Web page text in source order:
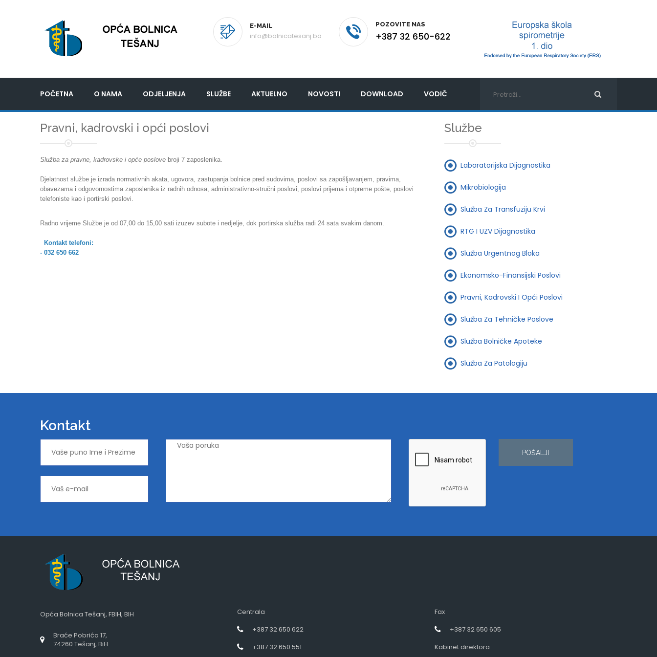
E-MAIL
info@bolnicatesanj.ba
POZOVITE NAS
+387 32 650-622
POČETNA O NAMA ODJELJENJA SLUŽBE AKTUELNO NOVOSTI DOWNLOAD VODIČ
Pravni, kadrovski i opći poslovi
Služba za pravne, kadrovske i opće poslove broji 7 zaposlenika.
Djelatnost službe je izrada normativnih akata, ugovora, zastupanja bolnice pred sudovima, poslovi sa zapošljavanjem, pravima,
obavezama i odgovornostima zaposlenika iz radnih odnosa, administrativno-stručni poslovi, poslovi prijema i otpreme pošte, poslovi
telefoniste kao i portirski poslovi.
Radno vrijeme Službe je od 07,00 do 15,00 sati izuzev subote i nedjelje, dok portirska služba radi 24 sata svakim danom.
Kontakt telefoni:
- 032 650 662
Službe
Laboratorijska Dijagnostika
Mikrobiologija
Služba Za Transfuziju Krvi
RTG I UZV Dijagnostika
Služba Urgentnog Bloka
Ekonomsko-Finansijski Poslovi
Pravni, Kadrovski I Opći Poslovi
Služba Za Tehničke Poslove
Služba Bolničke Apoteke
Služba Za Patologiju
Kontakt
POŠALJI
Opća Bolnica Tešanj, FBIH, BIH
Braće Pobrića 17,
74260 Tešanj, BiH
Centrala
+387 32 650 622
+387 32 650 551
Fax
+387 32 650 605
Kabinet direktora